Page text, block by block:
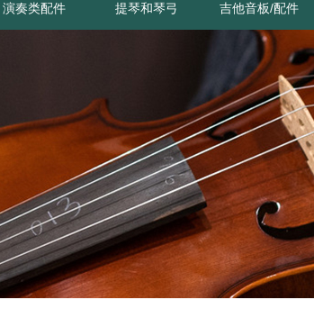
演奏类配件 提琴和琴弓 吉他音板/配件